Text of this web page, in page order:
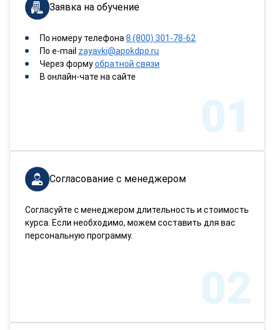
Заявка на обучение
По номеру телефона 8 (800) 301-78-62
По e-mail zayavki@apokdpo.ru
Через формуобратной связи
В онлайн-чате на сайте
01
Согласование с менеджером
Согласуйте с менеджером длительность и стоимость
курса. Если необходимо, можем составить для вас
персональную программу.
02